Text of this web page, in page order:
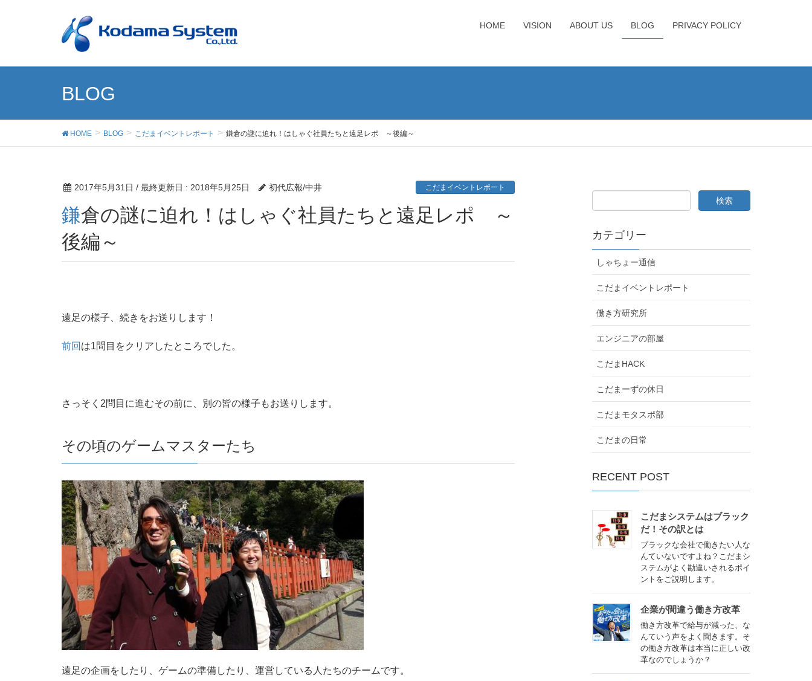
HOME VISION ABOUT US BLOG PRIVACY POLICY
BLOG
HOME BLOG こだまイベントレポート 鎌倉の謎に迫れ！はしゃぐ社員たちと遠足レポ ～後編～
2017年5月31日 / 最終更新日 : 2018年5月25日 初代広報/中井 こだまイベントレポート
鎌倉の謎に迫れ！はしゃぐ社員たちと遠足レポ ～
後編～
遠足の様子、続きをお送りします！
前回 は1問目をクリアしたところでした。
さっそく2問目に進むその前に、別の皆の様子もお送りします。
その頃のゲームマスターたち
遠足の企画をしたり、ゲームの準備したり、運営している人たちのチームです。
カテゴリー
しゃちょー通信
こだまイベントレポート
働き方研究所
エンジニアの部屋
こだまHACK
こだまーずの休日
こだまモタスポ部
こだまの日常
RECENT POST
こだまシステムはブラック
だ！その訳とは
ブラックな会社で働きたい人な
んていないですよね？こだまシ
ステムがよく勘違いされるポイ
ントをご説明します。
企業が間違う働き方改革
働き方改革で給与が減った、な
んていう声をよく聞きます。そ
の働き方改革は本当に正しい改
革なのでしょうか？